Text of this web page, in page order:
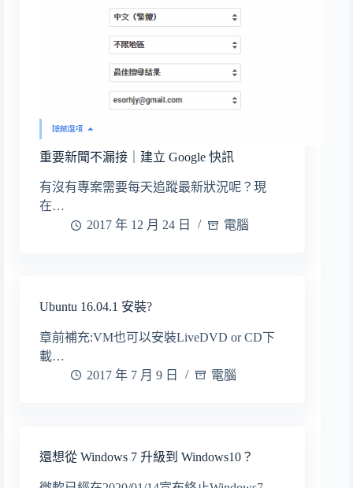
重要新聞不漏接｜建立 Google 快訊
有沒有專案需要每天追蹤最新狀況呢？現
在…
2017 年 12 月 24 日
電腦
Ubuntu 16.04.1 安裝?
章前補充:VM也可以安裝LiveDVD or CD下
載…
2017 年 7 月 9 日
電腦
還想從 Windows 7 升級到 Windows10？